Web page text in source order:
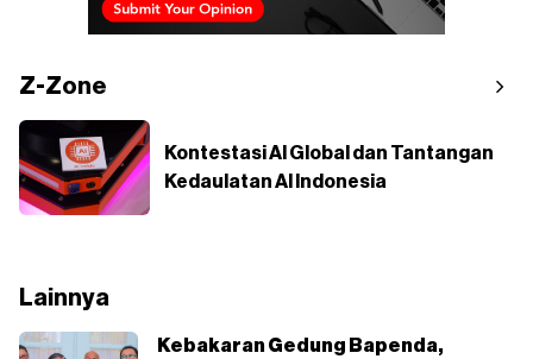
Z-Zone
Kontestasi AI Global dan Tantangan
Kedaulatan AI Indonesia
Lainnya
Kebakaran Gedung Bapenda,